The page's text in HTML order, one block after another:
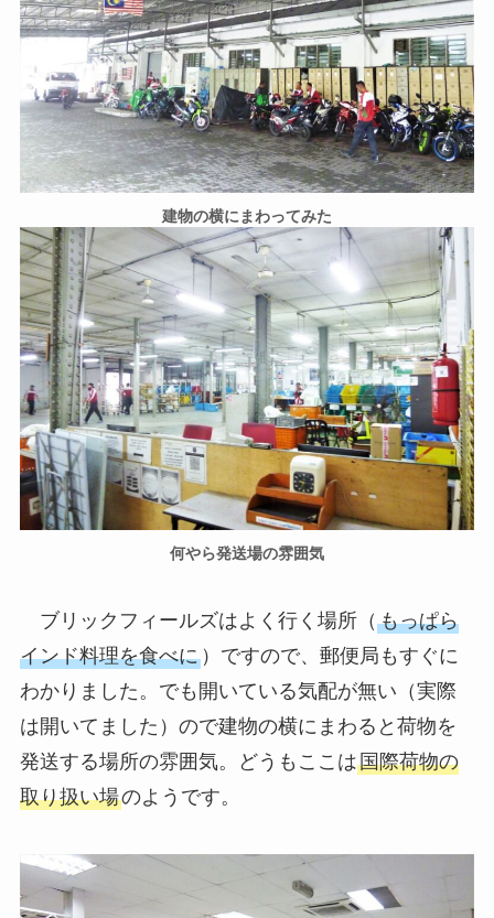
建物の横にまわってみた
何やら発送場の雰囲気
ブリックフィールズはよく行く場所（ もっぱら
インド料理を食べに）ですので、郵便局もすぐに
わかりました。でも開いている気配が無い（実際
は開いてました）ので建物の横にまわると荷物を
発送する場所の雰囲気。どうもここは国際荷物の
取り扱い場のようです。